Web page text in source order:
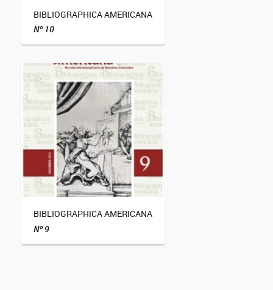
BIBLIOGRAPHICA AMERICANA
Nº 10
BIBLIOGRAPHICA AMERICANA
Nº 9